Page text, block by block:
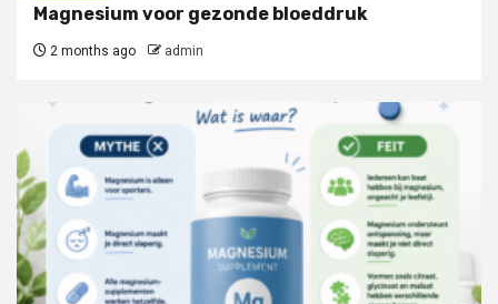
Magnesium voor gezonde bloeddruk
2 months ago admin